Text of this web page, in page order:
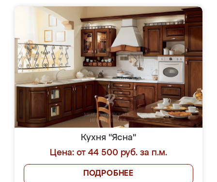
Кухня "Ясна"
Цена: от 44 500 руб. за п.м.
ПОДРОБНЕЕ